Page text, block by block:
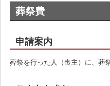
葬祭費
申請案内
葬祭を行った人（喪主）に、葬